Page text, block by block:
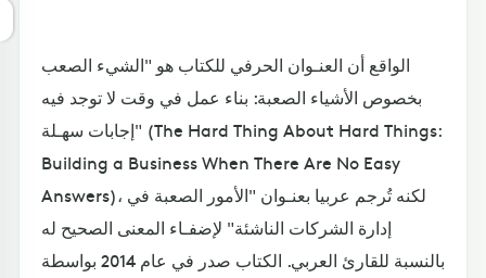
الواقع أن العنـوان الحرفي للكتاب هو "الشيء الصعب
بخصوص الأشياء الصعبة: بناء عمل في وقت لا توجد فيه
إجابات سهـلة" (The Hard Thing About Hard Things:
Building a Business When There Are No Easy
Answers)، لكنه تُرجم عربيا بعنـوان "الأمور الصعبة في
إدارة الشركات الناشئة" لإضفـاء المعنى الصحيح له
بالنسبة للقارئ العربي. الكتاب صدر في عام 2014 بواسطة